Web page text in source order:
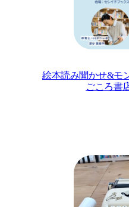
絵本読み聞かせ&モ
ごころ書